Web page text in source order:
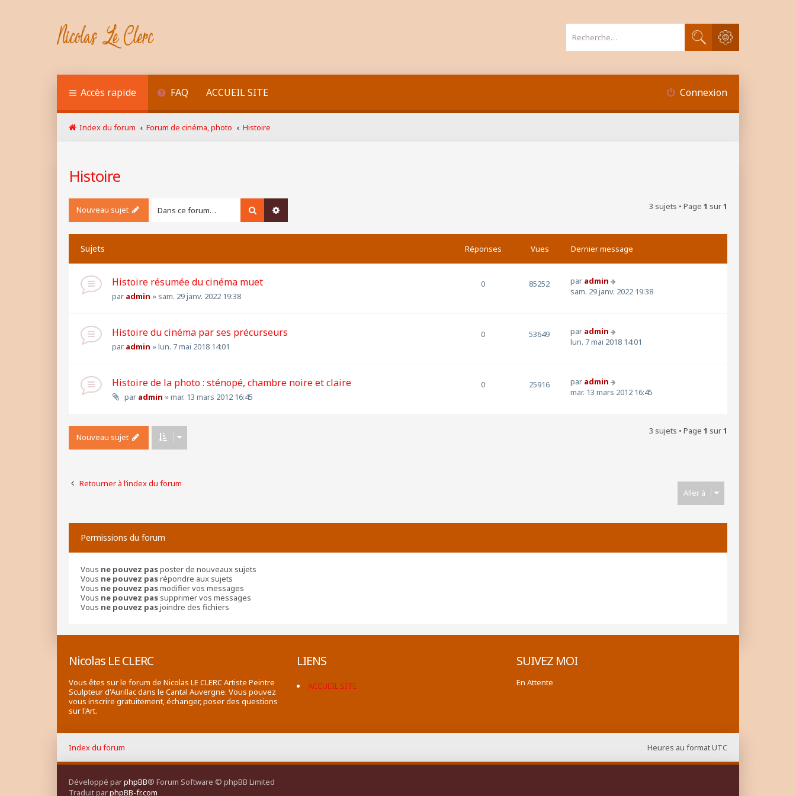
Rechercher
Recherche avancée
Accès rapide FAQ ACCUEIL SITE Connexion
Index du forum Forum de cinéma, photo Histoire
Histoire
Nouveau sujet Rechercher 3 sujets • Page 1 sur1
Sujets Réponses Vues Dernier message
Histoire résumée du cinéma muet
par admin » sam. 29 janv. 2022 19:38
0 85252 par admin
sam. 29 janv. 2022 19:38
Histoire du cinéma par ses précurseurs
par admin »lun. 7 mai 2018 14:01
0 53649 par admin
lun. 7 mai 2018 14:01
Histoire de la photo : sténopé, chambre noire et claire
par admin »mar. 13 mars 2012 16:45
0 25916 par admin
mar. 13 mars 2012 16:45
Nouveau sujet
3 sujets • Page 1 sur1
Retourner à l’index du forum
Aller à
Permissions du forum
Vous ne pouvez pasposter de nouveaux sujets
Vous ne pouvez pasrépondre aux sujets
Vous ne pouvez pasmodifier vos messages
Vous ne pouvez pas supprimer vos messages
Vous ne pouvez pasjoindre des fichiers
Nicolas LE CLERC
Vous êtes sur le forum de Nicolas LE CLERC Artiste Peintre
Sculpteur d'Aurillac dans le Cantal Auvergne. Vous pouvez
vous inscrire gratuitement, échanger, poser des questions
sur l'Art.
LIENS
ACCUEIL SITE
SUIVEZ MOI
En Attente
Heures au formatUTC
Index du forum
Développé parphpBB® Forum Software © phpBB Limited
Traduit parphpBB-fr.com